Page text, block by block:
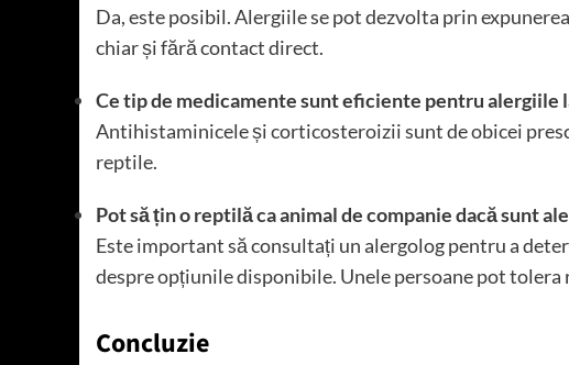
Da, este posibil. Alergiile se pot dezvolta prin
chiar și fără contact direct.
Ce tip de medicamente sunt eficiente pentru alergiile
Antihistaminicele și corticosteroizii sunt de obicei
reptile.
Pot să țin o reptilă ca animal de companie dacă sunt
Este important să consultați un alergolog pentru a
despre opțiunile disponibile. Unele persoane pot
Concluzie